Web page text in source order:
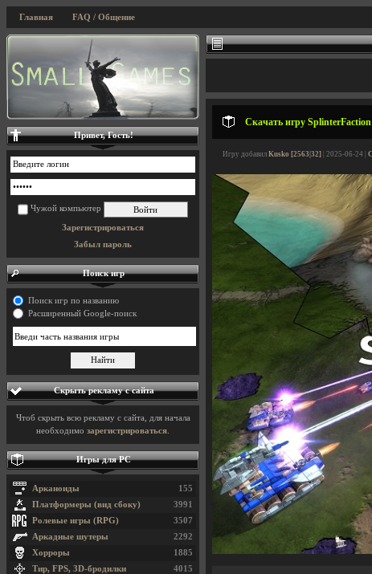
Главная FAQ / Общение
Скачать игру
Игру добавил Kusko [2563|32] | 2025-06-24 |
Привет, Гость!
Чужой компьютер
Зарегистрироваться
Забыл пароль
Поиск игр
Поиск игр по названию
Расширенный Google-поиск
Скрыть рекламу с сайта
Чтоб скрыть всю рекламу с сайта, для начала
необходимо зарегистрироваться
Игры для PC
155
Арканоиды
3991
Платформеры (вид сбоку)
3507
Ролевые игры (RPG)
2292
Аркадные шутеры
1885
Хорроры
4015
Тир, FPS, 3D-бродилки